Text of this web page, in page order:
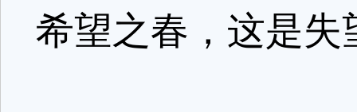
希望之春，这是